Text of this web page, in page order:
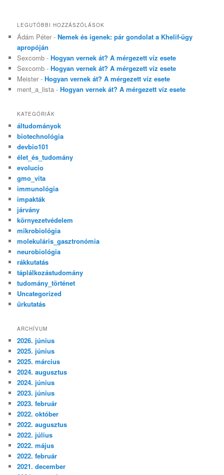
LEGUTÓBBI HOZZÁSZÓLÁSOK
Ádám Péter -Nemek és igenek: pár gondolat a Khelif-ügy
apropóján
Sexcomb -Hogyan vernek át? A mérgezett víz esete
Sexcomb -Hogyan vernek át? A mérgezett víz esete
Meister -Hogyan vernek át? A mérgezett víz esete
ment_a_lista -Hogyan vernek át? A mérgezett víz esete
KATEGÓRIÁK
áltudományok
biotechnológia
devbio101
élet_és_tudomány
evolucio
gmo_vita
immunológia
impakták
járvány
környezetvédelem
mikrobiológia
molekuláris_gasztronómia
neurobiológia
rákkutatás
táplálkozástudomány
tudomány_történet
Uncategorized
űrkutatás
ARCHÍVUM
2026. június
2025. június
2025. március
2024. augusztus
2024. június
2023. június
2023. február
2022. október
2022. augusztus
2022. július
2022. május
2022. február
2021. december